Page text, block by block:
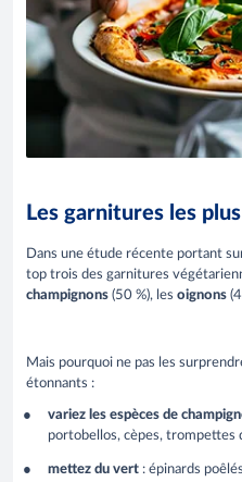
Les garnitures les
Dans une étude récente portant
top trois des garnitures
champignons (50 %), les oignons
Mais pourquoi ne pas les
étonnants :
variez les espèces de
portobellos, cèpes,
mettez du vert : épinards